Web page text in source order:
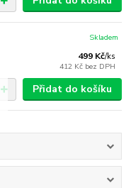
499 Kč/ks
412 Kč bez DPH
Skladem
Přidat do košíku